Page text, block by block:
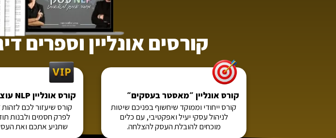
קורסים אונליין וספרים
קורס אונליין ״מאסטר בעסקים״
קורס ייחודי וממוקד שיחשוף בפניכם שיטות
לניהול עסקי יעיל ואפקטיבי, עם כלים
מוכחים להובלת העסק להצלחה.
קורס אונליין NLP עוצמתי
קורס שיעזור לכם
לפרק חסמים ולבנות
שתניע אתכם ואת